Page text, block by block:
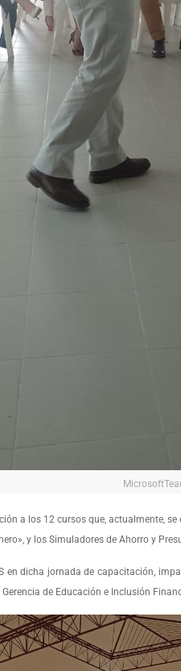
a los 12 cursos que, actualmente,
y los Simuladores de Ahorro y
en dicha jornada de capacitación,
de Educación e Inclusión